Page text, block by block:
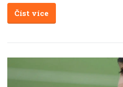
Číst více